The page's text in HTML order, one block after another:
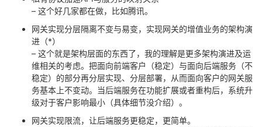
– 这个好几家都在做，比如腾讯。
网关实现分层隔离不变与易变，实现网关的增值业务的架构演
进（*）
– 这个就是架构层面的东西了，我的理解是更多架构演进及运
维相关的考虑。把面向前端客户（稳定）与面向后端服务（不
稳定）的部分再分层实现、分层部署，从而面向客户的网关服
务基本上不变动。当后端服务在功能扩展或者重构后，系统升
级对于客户影响最小（具体细节没介绍）。
网关实现限流，让后端服务更稳定，更简单。